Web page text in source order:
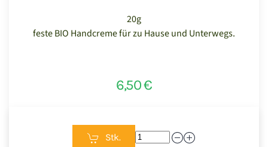
20g
feste BIO Handcreme für zu Hause und Unterwegs.
6,50 €
Stk.